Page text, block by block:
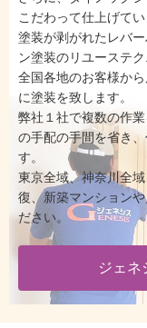
こだわって仕上げてい
塗装が剥がれたレバ
ン塗装のリユーステ
全国各地のお客様か
に塗装を致します。
弊社１社で複数の作
の手配の手間を省き
す。
東京全域、神奈川全
復、新築マンション
ださい。
ジェネ